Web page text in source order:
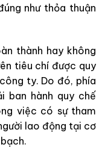
như thỏa thuận
thành hay không
tiêu chí được quy
ty. Do đó, phía
ban hành quy chế
việc có sự tham
lao động tại cơ